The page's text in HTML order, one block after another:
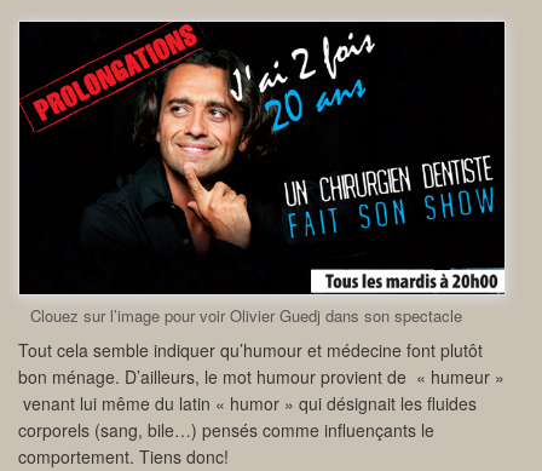
Clouez sur l’image pour voir Olivier Guedj dans son spectacle
Tout cela semble indiquer qu’humour et médecine font plutôt
bon ménage. D’ailleurs, le mot humour provient de « humeur »
venant lui même du latin « humor » qui désignait les fluides
corporels (sang, bile…) pensés comme influençants le
comportement. Tiens donc!